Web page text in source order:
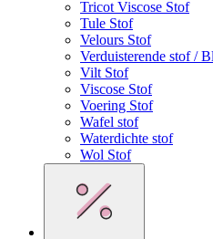
Tricot Viscose Stof
Tule Stof
Velours Stof
Verduisterende stof /
Vilt Stof
Viscose Stof
Voering Stof
Wafel stof
Waterdichte stof
Wol Stof